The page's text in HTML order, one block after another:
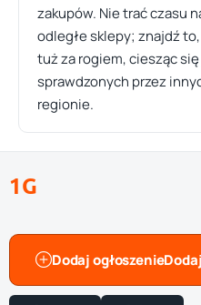
zakupów. Nie trać czasu
odległe sklepy; znajdź
tuż za rogiem, ciesząc
sprawdzonych przez
regionie.
1G
Dodaj ogłoszenie